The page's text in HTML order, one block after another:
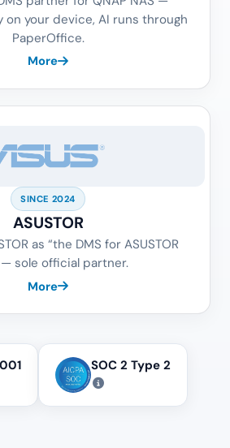
your device, AI runs through
PaperOffice.
More
SINCE 2024
ASUSTOR
as “the DMS for ASUSTOR
— sole official partner.
More
SOC 2 Type 2